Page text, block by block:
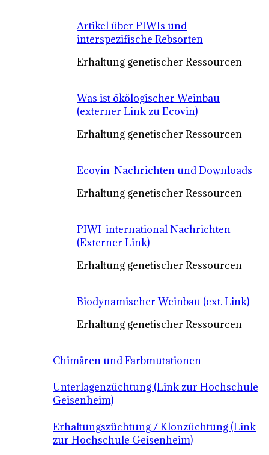
Artikel über PIWIs und
interspezifische Rebsorten
Erhaltung genetischer Ressourcen
Was ist ökölogischer Weinbau
(externer Link zu Ecovin)
Erhaltung genetischer Ressourcen
Ecovin-Nachrichten und Downloads
Erhaltung genetischer Ressourcen
PIWI-international Nachrichten
(Externer Link)
Erhaltung genetischer Ressourcen
Biodynamischer Weinbau (ext. Link)
Erhaltung genetischer Ressourcen
Chimären und Farbmutationen
Unterlagenzüchtung (Link zur Hochschule
Geisenheim)
Erhaltungszüchtung / Klonzüchtung (Link
zur Hochschule Geisenheim)